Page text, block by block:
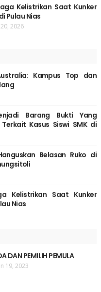
Kelistrikan Saat Kunker
Pulau Nias
20, 2026
Kampus Top dan
Barang Bukti Yang
Kasus Siswi SMK di
Belasan Ruko di
Kelistrikan Saat Kunker
Nias
DAN PEMILIH PEMULA
19, 2023